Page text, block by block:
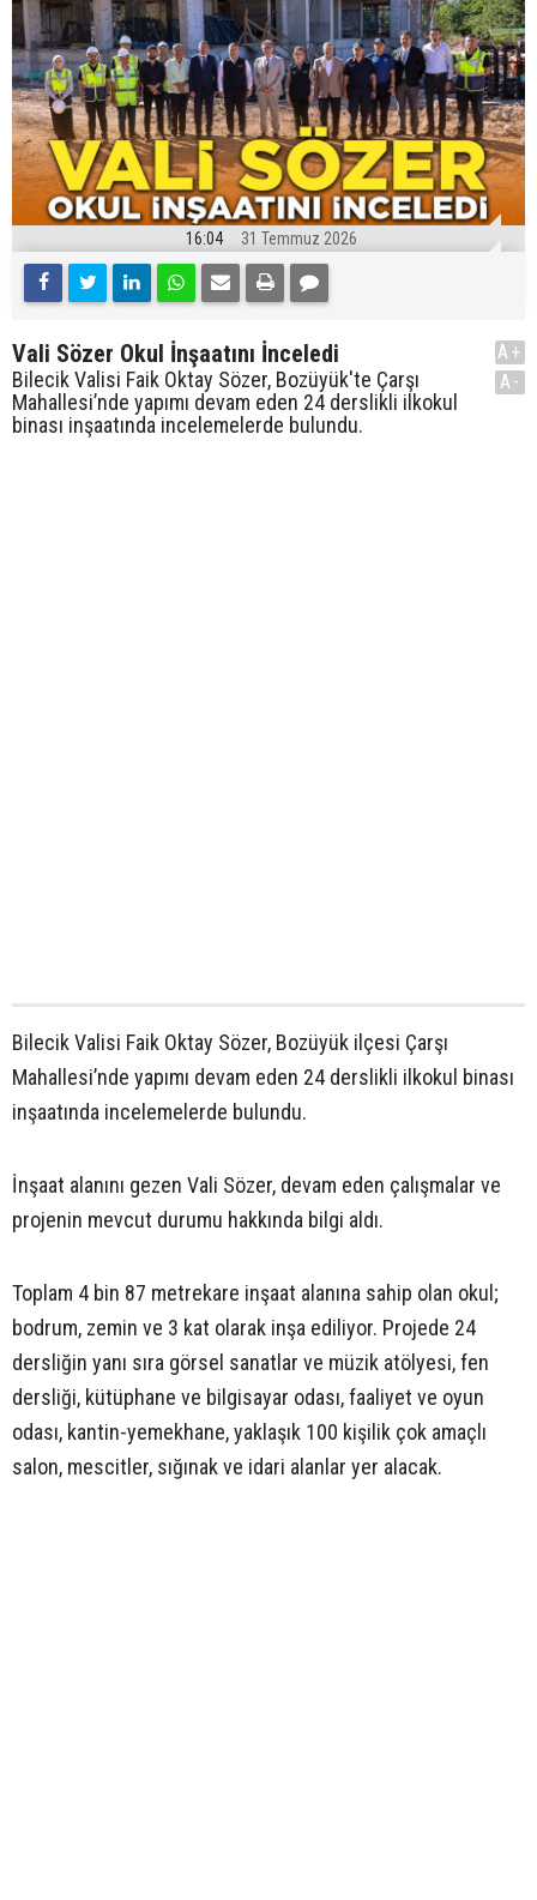
16:04 31 Temmuz 2026
Vali Sözer Okul İnşaatını İnceledi
Bilecik Valisi Faik Oktay Sözer, Bozüyük'te Çarşı
Mahallesi’nde yapımı devam eden 24 derslikli ilkokul
binası inşaatında incelemelerde bulundu.
A+
A-
Bilecik Valisi Faik Oktay Sözer, Bozüyük ilçesi Çarşı
Mahallesi’nde yapımı devam eden 24 derslikli ilkokul binası
inşaatında incelemelerde bulundu.
İnşaat alanını gezen Vali Sözer, devam eden çalışmalar ve
projenin mevcut durumu hakkında bilgi aldı.
Toplam 4 bin 87 metrekare inşaat alanına sahip olan okul;
bodrum, zemin ve 3 kat olarak inşa ediliyor. Projede 24
dersliğin yanı sıra görsel sanatlar ve müzik atölyesi, fen
dersliği, kütüphane ve bilgisayar odası, faaliyet ve oyun
odası, kantin-yemekhane, yaklaşık 100 kişilik çok amaçlı
salon, mescitler, sığınak ve idari alanlar yer alacak.